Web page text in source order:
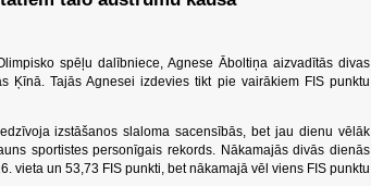
spēļu dalībniece, Agnese Āboltiņa aizvadītās divas
Ķīnā. Tajās Agnesei izdevies tikt pie vairākiem FIS punktu
izstāšanos slaloma sacensībās, bet jau dienu vēlāk
sportistes personīgais rekords. Nākamajās divās dienās
vieta un 53,73 FIS punkti, bet nākamajā vēl viens FIS punktu